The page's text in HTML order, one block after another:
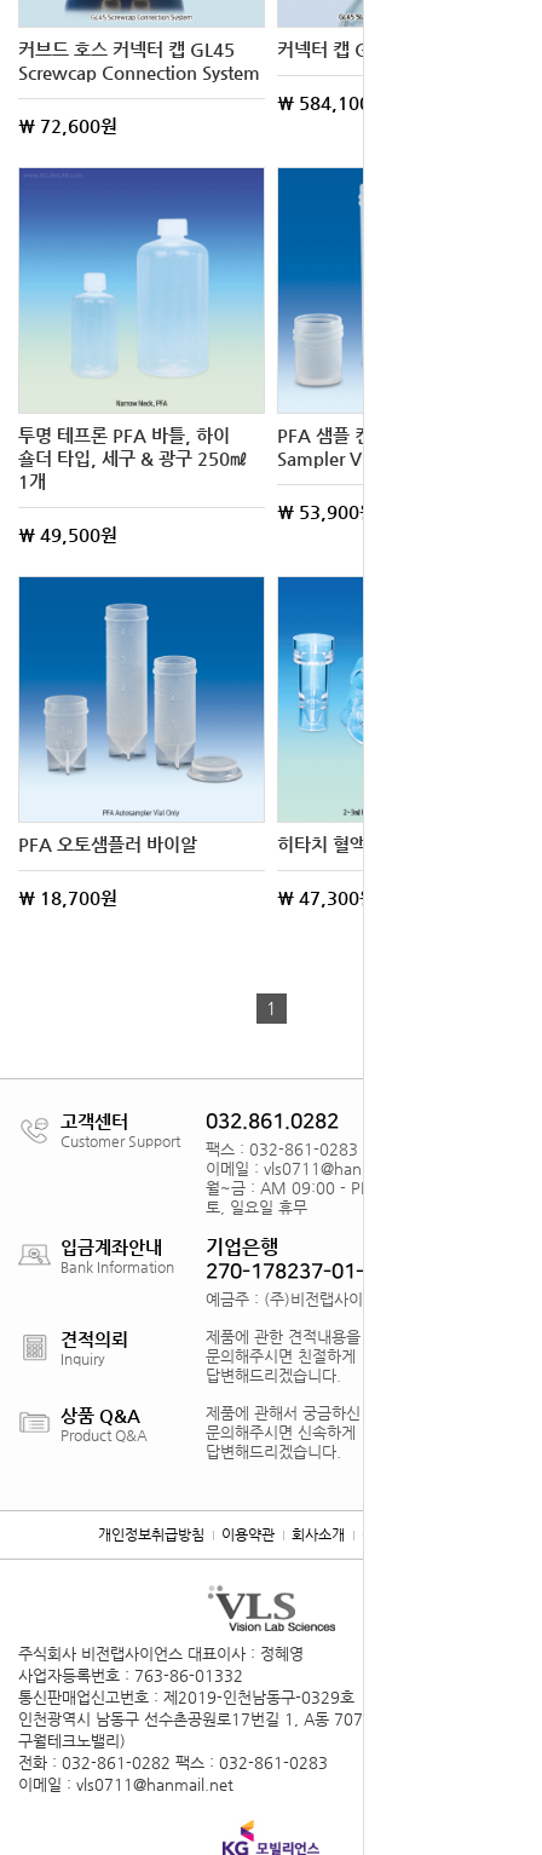
커브드 호스 커넥터 캡 GL45
Screwcap Connection System
\ 72,600원
커넥터 캡 GL45 2 or 3-port
\ 584,100원
투명 테프론 PFA 바틀, 하이
숄더 타입, 세구 & 광구 250㎖
1개
\ 49,500원
PFA 샘플 컨테이너 1개 PFA
Sampler Vial Only
\ 53,900원
PFA 오토샘플러 바이알
\ 18,700원
히타치 혈액분석 장비용 샘플 컵
\ 47,300원
1
고객센터
Customer Support
032.861.0282
팩스 : 032-861-0283
이메일 : vls0711@hanmail.net
월~금 : AM 09:00 - PM18:00
토, 일요일 휴무
입금계좌안내
Bank Information
기업은행
270-178237-01-012
예금주 : (주)비전랩사이언스
견적의뢰
Inquiry
제품에 관한 견적내용을
문의해주시면 친절하게
답변해드리겠습니다.
상품 Q&A
Product Q&A
제품에 관해서 궁금하신 점을
문의해주시면 신속하게
답변해드리겠습니다.
개인정보취급방침 이용약관 회사소개 찾아오시는 길
주식회사 비전랩사이언스 대표이사 : 정혜영
사업자등록번호 : 763-86-01332
통신판매업신고번호 : 제2019-인천남동구-0329호
인천광역시 남동구 선수촌공원로17번길 1, A동 707호(구월동,
구월테크노밸리)
전화 : 032-861-0282 팩스 : 032-861-0283
이메일 : vls0711@hanmail.net